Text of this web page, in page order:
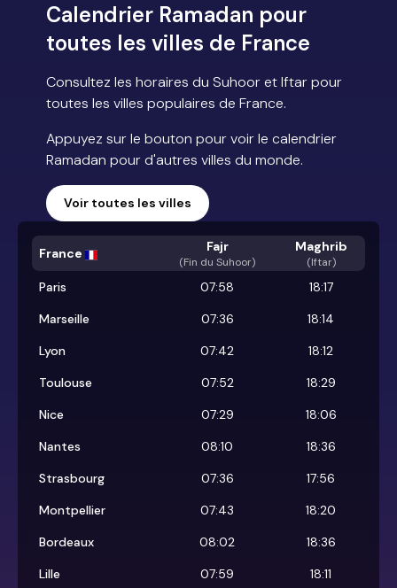
Calendrier Ramadan pour
toutes les villes de France
Consultez les horaires du Suhoor et Iftar pour
toutes les villes populaires de France.
Appuyez sur le bouton pour voir le calendrier
Ramadan pour d'autres villes du monde.
Voir toutes les villes
France Fajr
(Fin du Suhoor)
Maghrib
(Iftar)
Paris 07:58
18:17
Marseille
07:36
18:14
Lyon
07:42
18:12
Toulouse
07:52
18:29
Nice
07:29
18:06
Nantes
08:10
18:36
Strasbourg
07:36
17:56
Montpellier
07:43
18:20
Bordeaux
08:02
18:36
Lille
07:59
18:11